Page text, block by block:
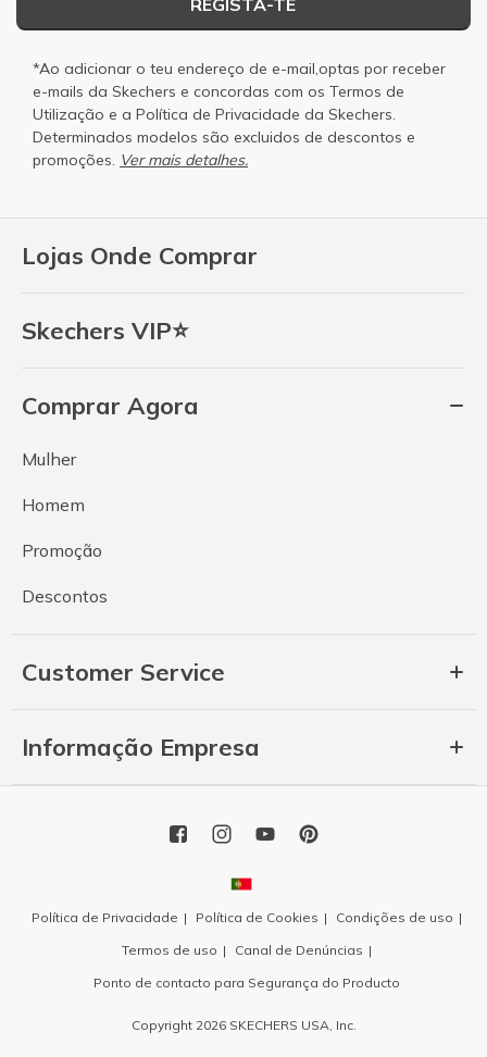
Lojas Onde Comprar
Skechers VIP⭐
Comprar Agora
Mulher
Homem
Promoção
Descontos
Customer Service
Informação Empresa
*Ao adicionar o teu endereço de e-mail,optas por receber
e-mails da Skechers e concordas com os Termos de
Utilização e a Política de Privacidade da Skechers.
Determinados modelos são excluidos de descontos e
promoções. Ver mais detalhes.
Política de Privacidade Política de Cookies
Condições de uso
Termos de uso
Canal de Denúncias
Ponto de contacto para Segurança do Producto
Copyright 2026 SKECHERS USA, Inc.